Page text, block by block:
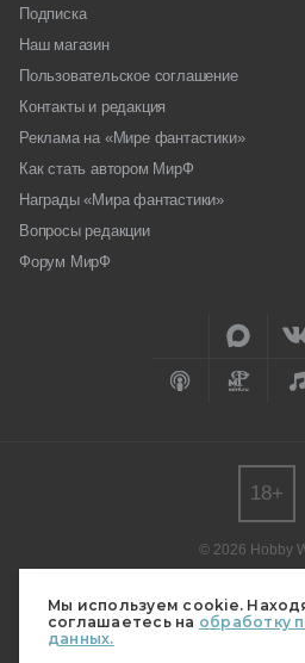
Мы используем cookie.
соглашаетесь на обработку
данных.
Подписка
Наш магазин
Пользовательское соглашение
Контакты и редакция
Реклама на «Мире фантастики»
Как стать автором МирФ
Награды «Мира фантастики»
Вопросы редакции
Форум МирФ
© 2026 Hobby
редакции.
Мнение авторов может не
Свидетельство о регистрации
18+